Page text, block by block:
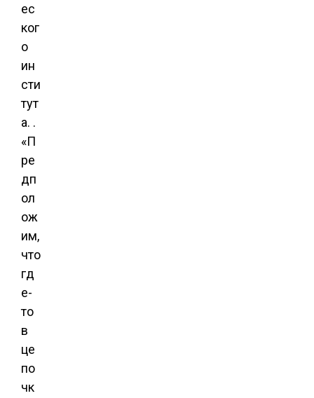
ес
ког
о
ин
сти
тут
а. .
«П
ре
дп
ол
ож
им,
что
гд
е-
то
в
це
по
чк